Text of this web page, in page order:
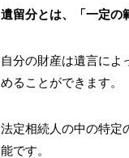
遺留分とは、「一定の
自分の財産は遺言によ
めることができます。
法定相続人の中の特定
能です。